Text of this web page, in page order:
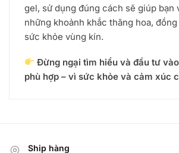
gel, sử dụng đúng cách sẽ giúp bạn
những khoảnh khắc thăng hoa,
sức khỏe vùng kín.
Đừng ngại tìm hiểu và đầu tư
phù hợp – vì sức khỏe và cảm xúc
Ship hàng